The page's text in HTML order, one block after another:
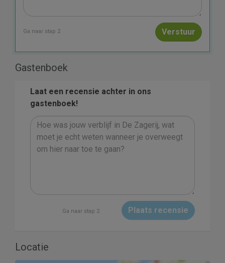
Ga naar stap 2
Gastenboek
Laat een recensie achter in ons
gastenboek!
Ga naar stap 2 Plaats recensie
Locatie